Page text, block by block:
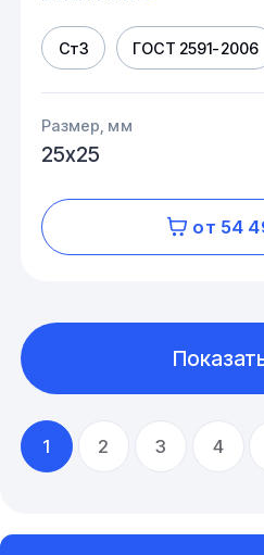
Ст3 ГОСТ 2591-2006
Размер, мм
25х25
от 54
1 2 3 4